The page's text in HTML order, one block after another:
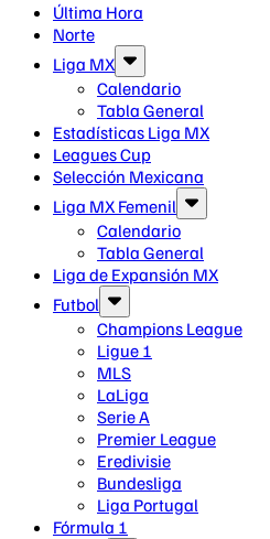
Última Hora
Norte
Liga MX
Calendario
Tabla General
Estadísticas Liga MX
Leagues Cup
Selección Mexicana
Liga MX Femenil
Calendario
Tabla General
Liga de Expansión MX
Futbol
Champions League
Ligue 1
MLS
LaLiga
Serie A
Premier League
Eredivisie
Bundesliga
Liga Portugal
Fórmula 1